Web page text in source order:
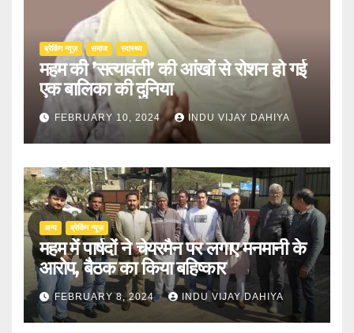
ब्रेकिंग न्यूज़ समाज स्वास्थ्य
महम की ’सत्यावंती’ की आंखों से रोशन हो गई
एक बालिका की दुनिया
FEBRUARY 10, 2024 INDU VIJAY DAHIYA
अन्य ब्रेकिंग न्यूज़
महम में पार्षदों ने चेयरमैन पर लगाए मनमानी के
आरोप, बैठक का किया बहिष्कार
FEBRUARY 8, 2024 INDU VIJAY DAHIYA